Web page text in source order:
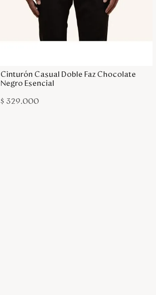
Cinturón Casual Doble Faz Chocolate
Negro Esencial
$ 329.000